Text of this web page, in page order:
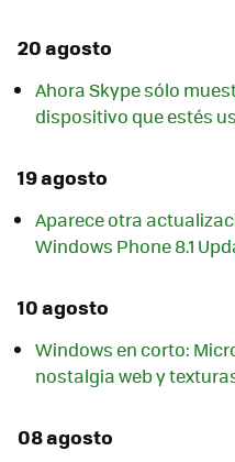
20 agosto
Ahora Skype sólo
dispositivo que estés
19 agosto
Aparece otra
Windows Phone 8.1
10 agosto
Windows en corto:
nostalgia web y
08 agosto